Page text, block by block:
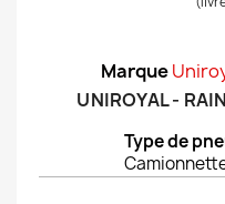
Marque
UNIROYAL -
Type de